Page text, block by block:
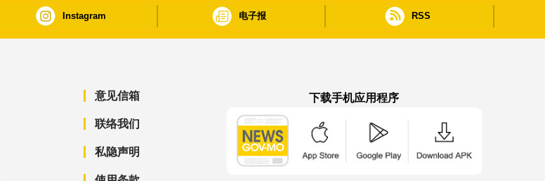
Instagram 电子报 RSS
意见信箱
联络我们
私隐声明
下载手机应用程序